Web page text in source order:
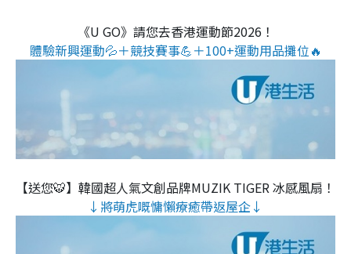
《U GO》請您去香港運動節2026！
體驗新興運動💦＋競技賽事💪＋100+運動用品攤位🔥
【送您🐯】韓國超人氣文創品牌MUZIK TIGER 冰感風扇！
↓將萌虎嘅慵懶療癒帶返屋企↓